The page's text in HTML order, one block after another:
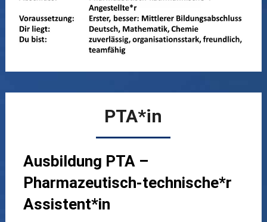
PTA*in
Ausbildung PTA –
Pharmazeutisch-technische*r
Assistent*in